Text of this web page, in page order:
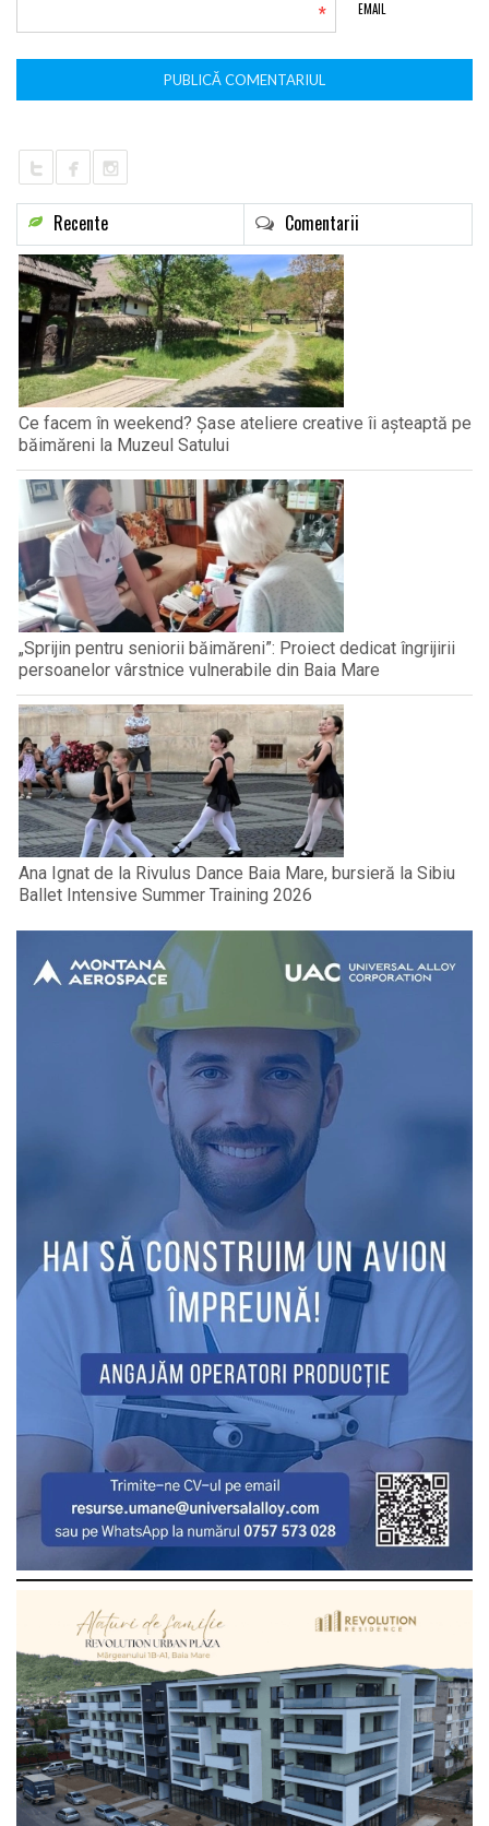
EMAIL
*
Recente Comentarii
Ce facem în weekend? Șase ateliere creative îi așteaptă pe
băimăreni la Muzeul Satului
„Sprijin pentru seniorii băimăreni”: Proiect dedicat îngrijirii
persoanelor vârstnice vulnerabile din Baia Mare
Ana Ignat de la Rivulus Dance Baia Mare, bursieră la Sibiu
Ballet Intensive Summer Training 2026